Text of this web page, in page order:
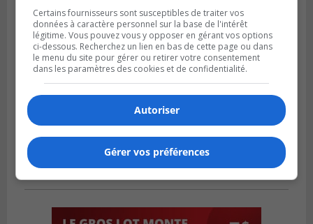
Certains fournisseurs sont susceptibles de traiter vos
données à caractère personnel sur la base de l'intérêt
légitime. Vous pouvez vous y opposer en gérant vos options
ci-dessous. Recherchez un lien en bas de cette page ou dans
le menu du site pour gérer ou retirer votre consentement
dans les paramètres des cookies et de confidentialité.
Autoriser
Gérer vos préférences